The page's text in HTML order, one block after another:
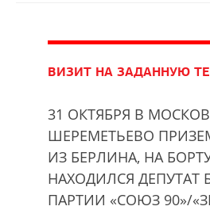
ВИЗИТ НА ЗАДАННУЮ
31 ОКТЯБРЯ В
ШЕРЕМЕТЬЕВО
ИЗ БЕРЛИНА, НА
НАХОДИЛСЯ ДЕПУТАТ
ПАРТИИ «СОЮЗ 90»/